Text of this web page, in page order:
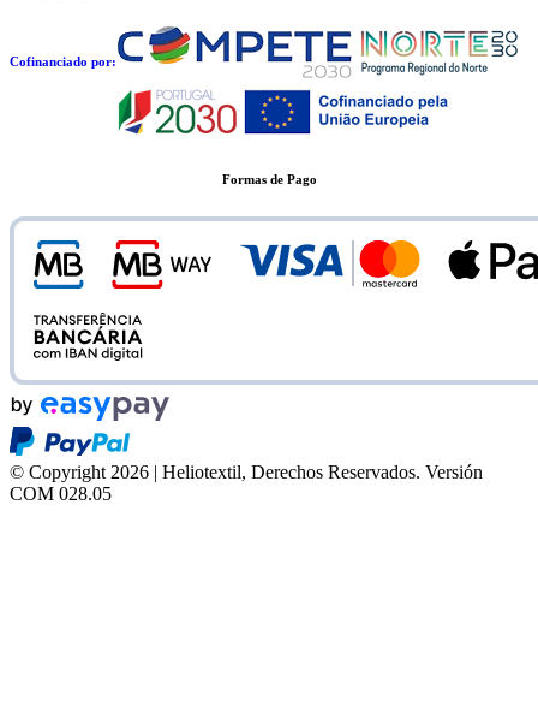
Cofinanciado por:
Formas de Pago
© Copyright 2026 | Heliotextil, Derechos Reservados. Versión
COM 028.05